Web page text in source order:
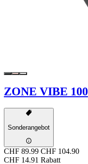
ZONE VIBE 100
Sonderangebot
CHF 89.99 CHF 104.90
CHF 14.91 Rabatt